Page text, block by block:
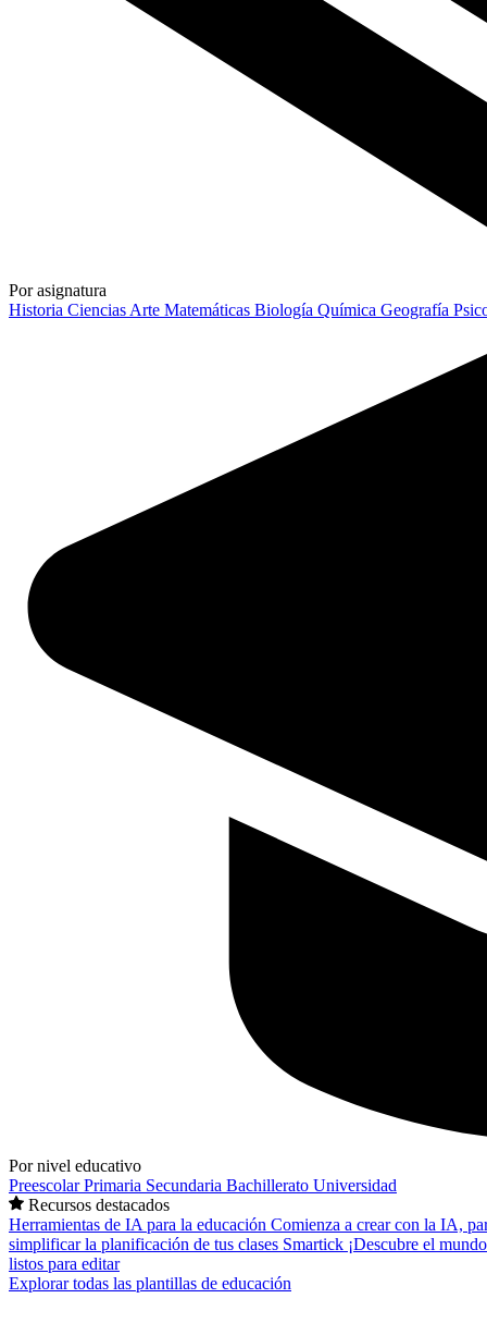
Por asignatura
Historia Ciencias Arte Matemáticas Biología Química Geografía
Por nivel educativo
PreescolarPrimaria Secundaria Bachillerato Universidad
Recursos destacados
Herramientas de IA para la educación Comienza a crear con la IA,
simplificar la planificación de tus clases Smartick ¡Descubre el
listos para editar
Explorar todas las plantillas de educación